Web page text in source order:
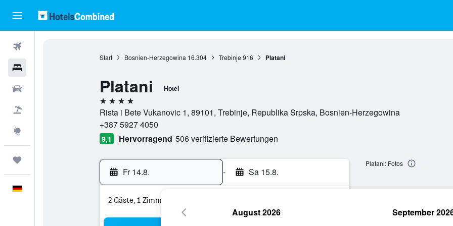
Start Bosnien-Herzegowina 16.304 Trebinje 916 Platani
Platani Hotel
4 Sterne
Rista i Bete Vukanovic 1, 89101, Trebinje, Republika Srpska, Bosnien-Herzegowina
+387 5927 4050
9,1 Hervorragend 506 verifizierte Bewertungen
Fr 14.8. - Sa 15.8.
2 Gäste, 1 Zimmer
Platani: Fotos
August 2026 September